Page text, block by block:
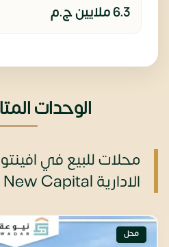
6.3 ملايين ج.م
الوحدات
محلات للبيع في
الادارية Aventura Mall New Capital
محل